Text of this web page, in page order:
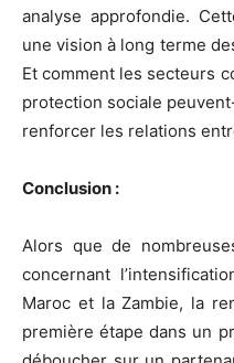
analyse approfondie.
une vision à long terme
Et comment les secteurs
protection sociale
renforcer les relations
Conclusion :
Alors que de
concernant
Maroc et la Zambie, la
première étape dans un